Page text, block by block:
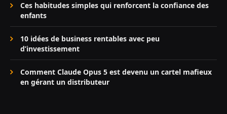
Ces habitudes simples qui renforcent la confiance des
enfants
10 idées de business rentables avec peu
d’investissement
Comment Claude Opus 5 est devenu un cartel mafieux
en gérant un distributeur